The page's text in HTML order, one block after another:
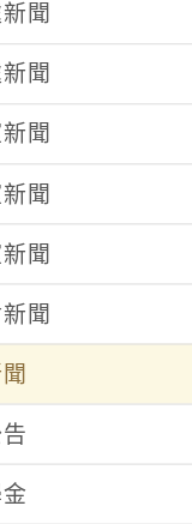
聞
聞
聞
聞
聞
聞